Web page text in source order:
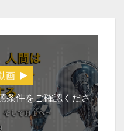
画
条件をご確認くださ